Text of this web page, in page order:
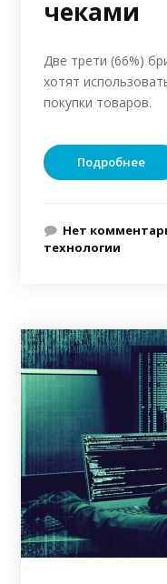
чеками
Две трети (66%)
хотят
покупки товаров.
Подробнее
Нет
технологии